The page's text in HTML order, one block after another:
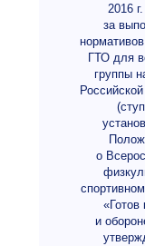
2016
за
ГТО для
группы
о
«Готов
и